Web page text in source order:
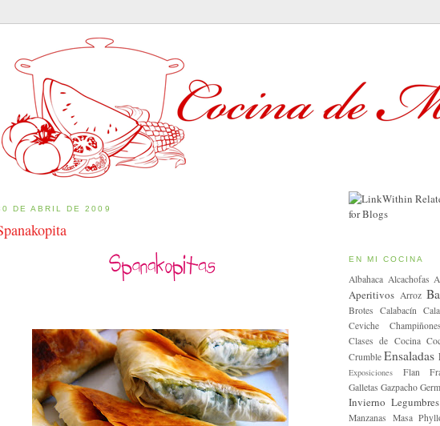
DE ABRIL DE 2009
EN MI COCINA
Albahaca Alcachofas
Aperitivos Arroz
Brotes Calabacín
Ceviche Champiñones
Clases de Cocina
Crumble Ensaladas
Exposiciones Flan
Galletas Gazpacho
Invierno Legumbres
Manzanas Masa